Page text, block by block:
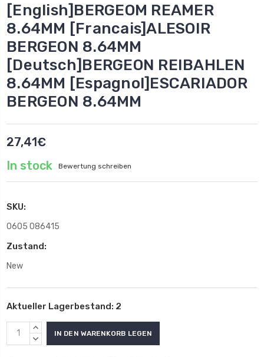
[English]BERGEOM REAMER
8.64MM [Francais]ALESOIR
BERGEON 8.64MM
[Deutsch]BERGEON REIBAHLEN
8.64MM [Espagnol]ESCARIADOR
BERGEON 8.64MM
27,41€
In stock
Bewertung schreiben
SKU:
0605 086415
Zustand:
New
Aktueller Lagerbestand: 2
MENGE
VON
MENGE